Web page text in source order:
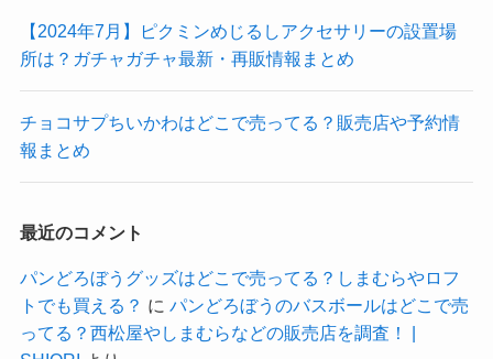
【2024年7月】ピクミンめじるしアクセサリーの設置場
所は？ガチャガチャ最新・再販情報まとめ
チョコサプちいかわはどこで売ってる？販売店や予約情
報まとめ
最近のコメント
パンどろぼうグッズはどこで売ってる？しまむらやロフ
トでも買える？ に パンどろぼうのバスボールはどこで売
ってる？西松屋やしまむらなどの販売店を調査！ |